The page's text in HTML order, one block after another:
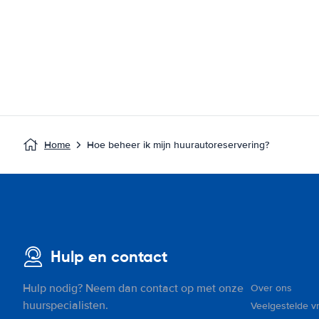
Home Hoe beheer ik mijn huurautoreservering?
Hulp en contact
Hulp nodig? Neem dan contact op met onze
huurspecialisten.
Over ons
Veelgestelde